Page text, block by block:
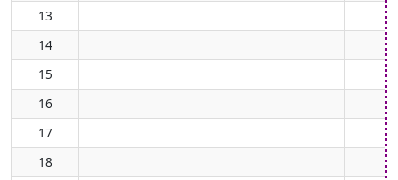
13
14
15
16
17
18